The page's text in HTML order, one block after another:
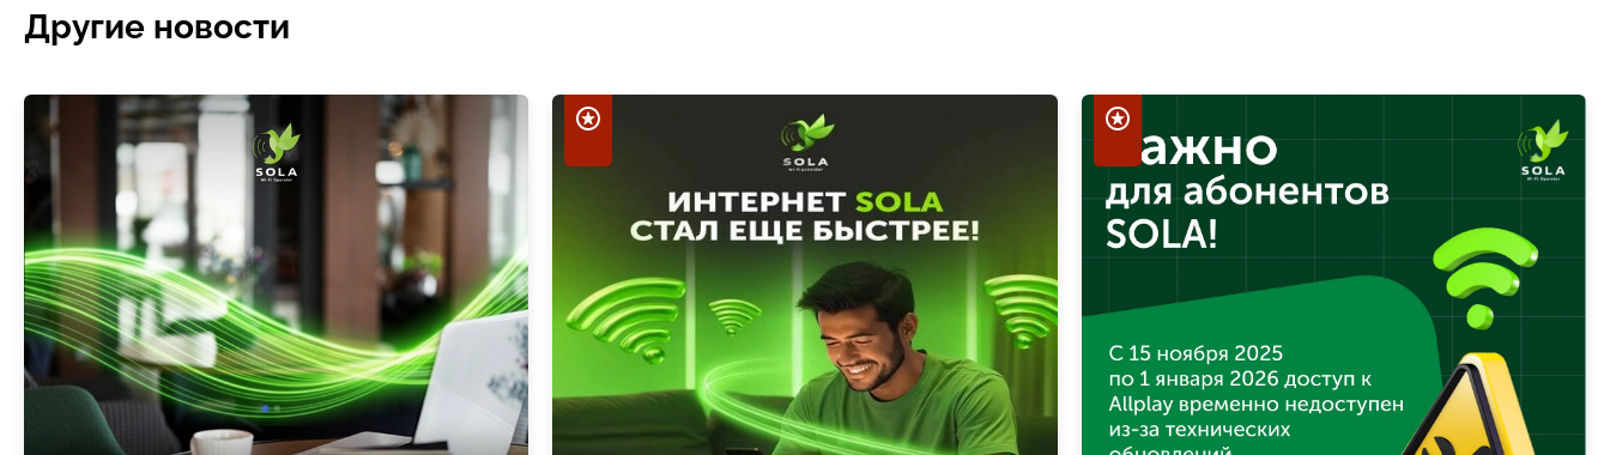
Другие новости